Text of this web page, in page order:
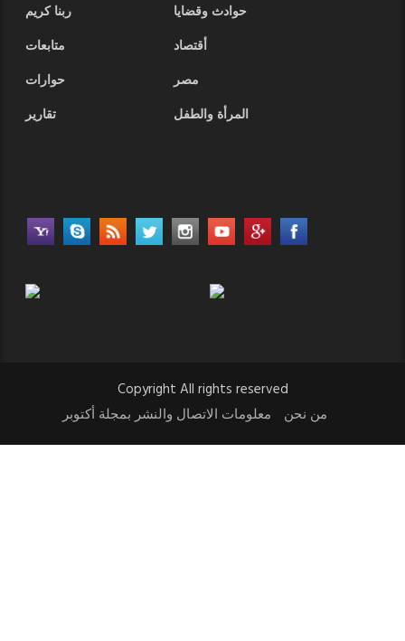
حوادث وقضايا
ربنا كريم
أقتصاد
متابعات
مصر
حوارات
المرأة والطفل
تقارير
Copyright All rights reserved
من نحن
معلومات الاتصال والنشر بمجلة أكتوبر